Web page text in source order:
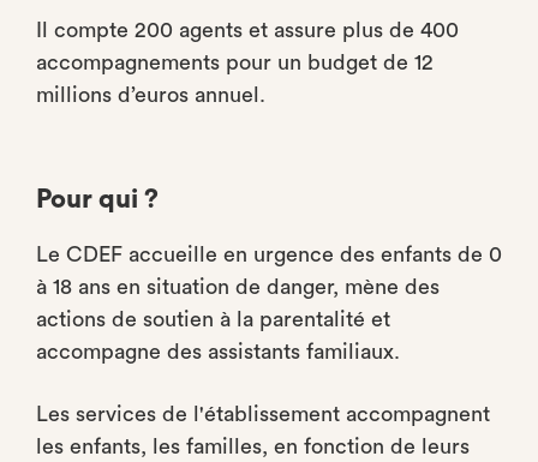
Il compte 200 agents et assure plus de 400
accompagnements pour un budget de 12
millions d’euros annuel.
Pour qui ?
Le CDEF accueille en urgence des enfants de 0
à 18 ans en situation de danger, mène des
actions de soutien à la parentalité et
accompagne des assistants familiaux.
Les services de l'établissement accompagnent
les enfants, les familles, en fonction de leurs